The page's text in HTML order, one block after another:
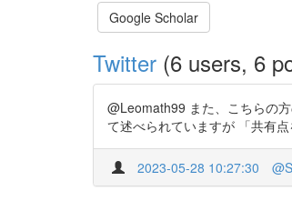
Google Scholar
Twitter (6 users, 6
@Leomath99 また、こちらの
て述べられていますが 「共有
2023-05-28 10:27:30